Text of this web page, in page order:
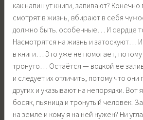
как напишут книги, запивают?
смотрят в жизнь, вбирают в себя
должно быть. особенные… И сердце
Насмотрятся на жизнь и затоскуют…
в книги… Это уже не помогает,
тронуто… Остаётся — водкой ее
и следует их отличить, потому что
других и указывают на непорядки.
босяк, пьяница и тронутый человек.
на земле и кому я на ней нужен? Ни